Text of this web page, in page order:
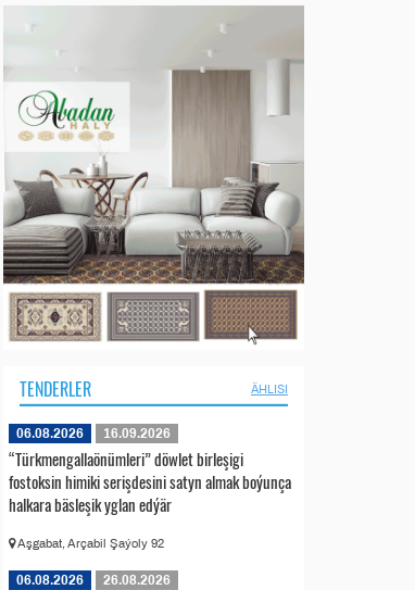
TENDERLER ÄHLISI
06.08.2026 16.09.2026
“Türkmengallaönümleri” döwlet birleşigi
fostoksin himiki serişdesini satyn almak boýunça
halkara bäsleşik yglan edýär
Aşgabat, Arçabil Şaýoly 92
06.08.2026 26.08.2026